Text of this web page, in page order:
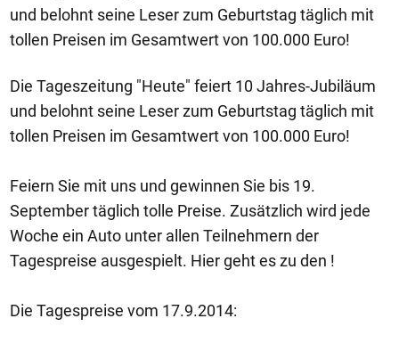
und belohnt seine Leser zum Geburtstag täglich mit
tollen Preisen im Gesamtwert von 100.000 Euro!
Die Tageszeitung "Heute" feiert 10 Jahres-Jubiläum
und belohnt seine Leser zum Geburtstag täglich mit
tollen Preisen im Gesamtwert von 100.000 Euro!
Feiern Sie mit uns und gewinnen Sie bis 19.
September täglich tolle Preise. Zusätzlich wird jede
Woche ein Auto unter allen Teilnehmern der
Tagespreise ausgespielt. Hier geht es zu den !
Die Tagespreise vom 17.9.2014: